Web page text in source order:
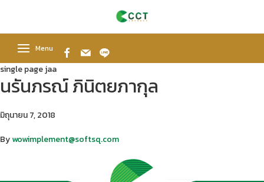
Menu
single page jaa
นรันภรณ์ ภินิตยภากุล
มิถุนายน 7, 2018
Bywowimplement@softsq.com